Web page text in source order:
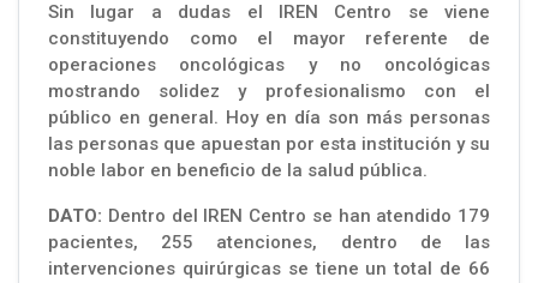
Sin lugar a dudas el IREN Centro se viene
constituyendo como el mayor referente de
operaciones oncológicas y no oncológicas
mostrando solidez y profesionalismo con el
público en general. Hoy en día son más personas
las personas que apuestan por esta institución y su
noble labor en beneficio de la salud pública.
DATO: Dentro del IREN Centro se han atendido 179
pacientes, 255 atenciones, dentro de las
intervenciones quirúrgicas se tiene un total de 66